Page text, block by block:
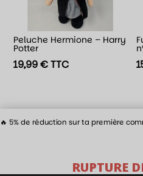
Peluche Hermione – Harry
Potter
19,99€TTC
🔥 5% de réduction sur ta première
RUPTURE